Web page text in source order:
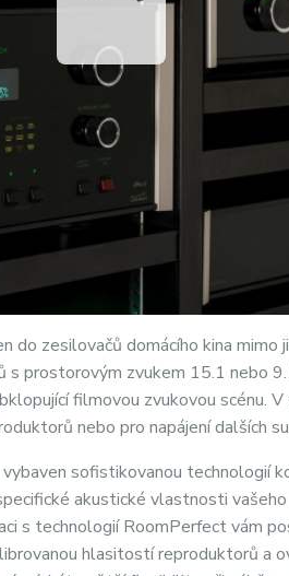
do zesilovačů domácího kina mimo
prostorovým zvukem 15.1 nebo
filmovou zvukovou scénu.
nebo pro napájení dalších
sofistikovanou technologií
akustické vlastnosti
s technologií RoomPerfect vám
hlasitostí reproduktorů a